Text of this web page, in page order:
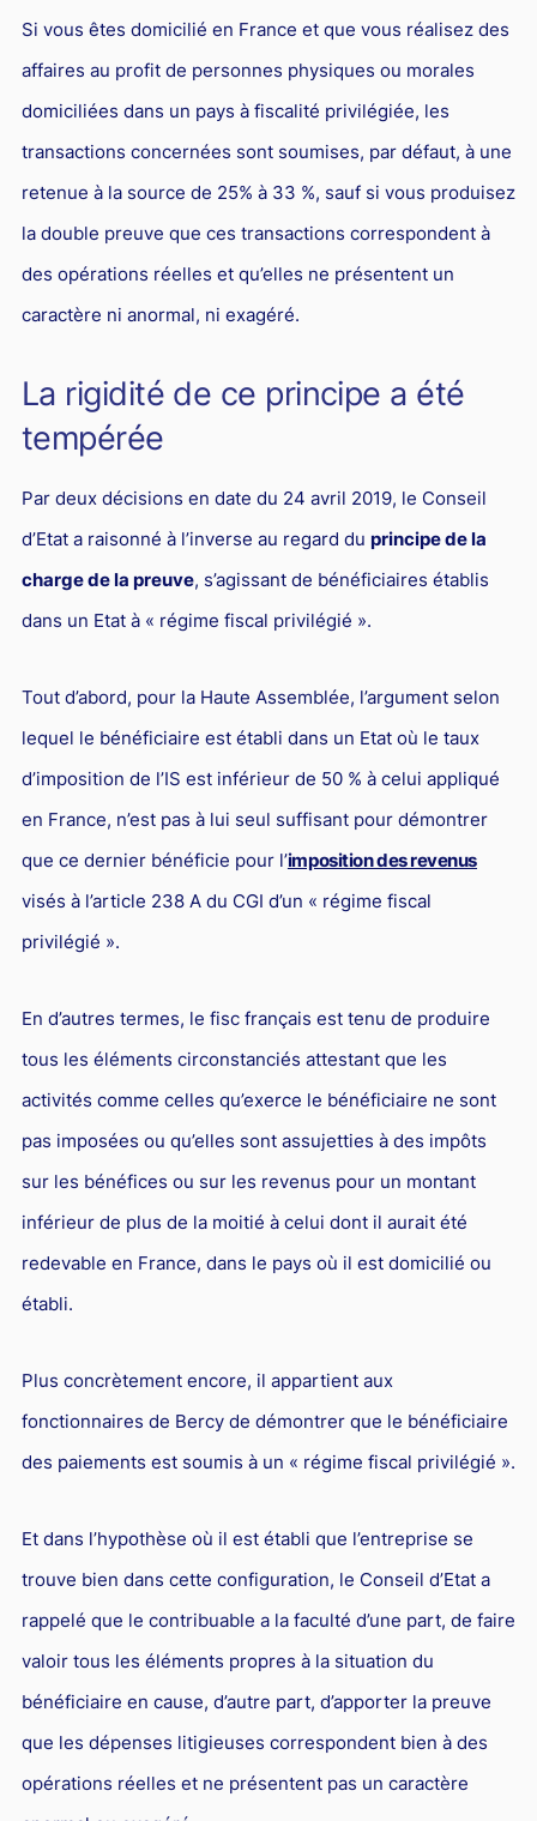
Jurisprudences et actualités
Droit de la réparation et du dommage corporel
Droit du sport
Si vous êtes domicilié en France et que vous réalisez des
affaires au profit de personnes physiques ou morales
domiciliées dans un pays à fiscalité privilégiée, les
transactions concernées sont soumises, par défaut, à une
retenue à la source de 25% à 33 %, sauf si vous produisez
la double preuve que ces transactions correspondent à
des opérations réelles et qu’elles ne présentent un
caractère ni anormal, ni exagéré.
La rigidité de ce principe a été
tempérée
Par deux décisions en date du 24 avril 2019, le Conseil
d’Etat a raisonné à l’inverse au regard du principe de la
charge de la preuve, s’agissant de bénéficiaires établis
dans un Etat à « régime fiscal privilégié ».
Tout d’abord, pour la Haute Assemblée, l’argument selon
lequel le bénéficiaire est établi dans un Etat où le taux
d’imposition de l’IS est inférieur de 50 % à celui appliqué
en France, n’est pas à lui seul suffisant pour démontrer
que ce dernier bénéficie pour l’imposition des revenus
visés à l’article 238 A du CGI d’un « régime fiscal
privilégié ».
En d’autres termes, le fisc français est tenu de produire
tous les éléments circonstanciés attestant que les
activités comme celles qu’exerce le bénéficiaire ne sont
pas imposées ou qu’elles sont assujetties à des impôts
sur les bénéfices ou sur les revenus pour un montant
inférieur de plus de la moitié à celui dont il aurait été
redevable en France, dans le pays où il est domicilié ou
établi.
Plus concrètement encore, il appartient aux
fonctionnaires de Bercy de démontrer que le bénéficiaire
des paiements est soumis à un « régime fiscal privilégié ».
Et dans l’hypothèse où il est établi que l’entreprise se
trouve bien dans cette configuration, le Conseil d’Etat a
rappelé que le contribuable a la faculté d’une part, de faire
valoir tous les éléments propres à la situation du
bénéficiaire en cause, d’autre part, d’apporter la preuve
que les dépenses litigieuses correspondent bien à des
opérations réelles et ne présentent pas un caractère